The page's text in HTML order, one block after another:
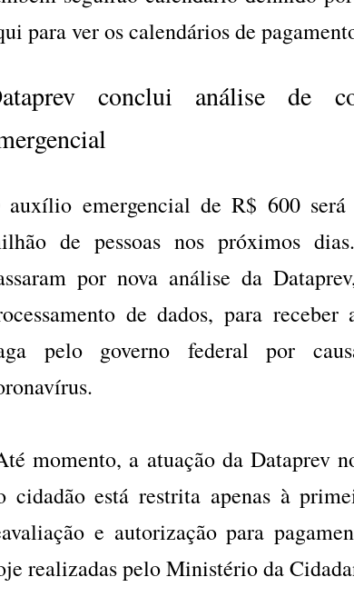
para ver os calendários de
conclui análise de
auxílio emergencial de R$ 600
de pessoas nos próximos
por nova análise da
de dados, para
pelo governo federal por
momento, a atuação da Dataprev
cidadão está restrita apenas à
e autorização para
realizadas pelo Ministério da